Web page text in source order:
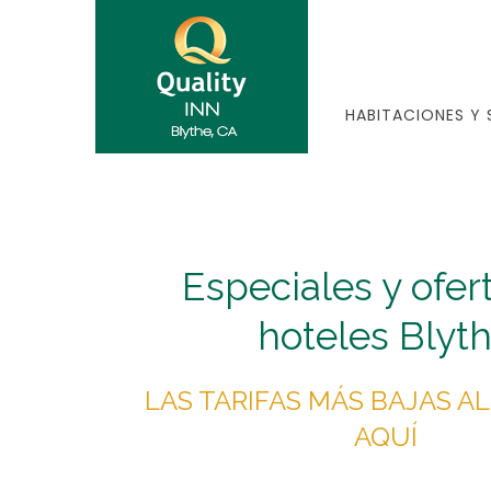
HABITACIONES Y
Especiales y
hoteles
LAS TARIFAS MÁS BAJAS
AQUÍ